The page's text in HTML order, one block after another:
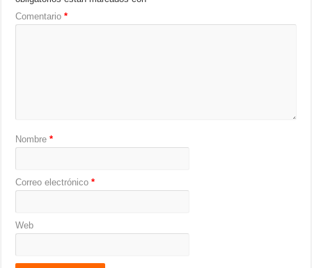
Comentario*
Nombre*
Correo electrónico*
Web